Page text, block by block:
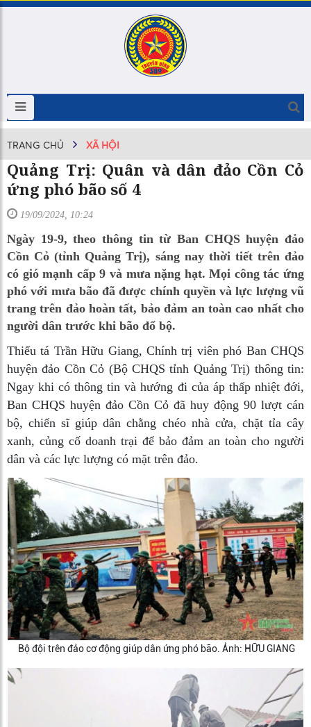
TRANG CHỦ XÃ HỘI
Quảng Trị: Quân và dân đảo Cồn Cỏ
ứng phó bão số 4
19/09/2024, 10:24
Ngày 19-9, theo thông tin từ Ban CHQS huyện đảo
Cồn Cỏ (tỉnh Quảng Trị), sáng nay thời tiết trên đảo
có gió mạnh cấp 9 và mưa nặng hạt. Mọi công tác ứng
phó với mưa bão đã được chính quyền và lực lượng vũ
trang trên đảo hoàn tất, bảo đảm an toàn cao nhất cho
người dân trước khi bão đổ bộ.
Thiếu tá Trần Hữu Giang, Chính trị viên phó Ban CHQS
huyện đảo Cồn Cỏ (Bộ CHQS tỉnh Quảng Trị) thông tin:
Ngay khi có thông tin và hướng đi của áp thấp nhiệt đới,
Ban CHQS huyện đảo Cồn Cỏ đã huy động 90 lượt cán
bộ, chiến sĩ giúp dân chằng chéo nhà cửa, chặt tỉa cây
xanh, củng cố doanh trại để bảo đảm an toàn cho người
dân và các lực lượng có mặt trên đảo.
Bộ đội trên đảo cơ động giúp dân ứng phó bão. Ảnh: HỮU GIANG